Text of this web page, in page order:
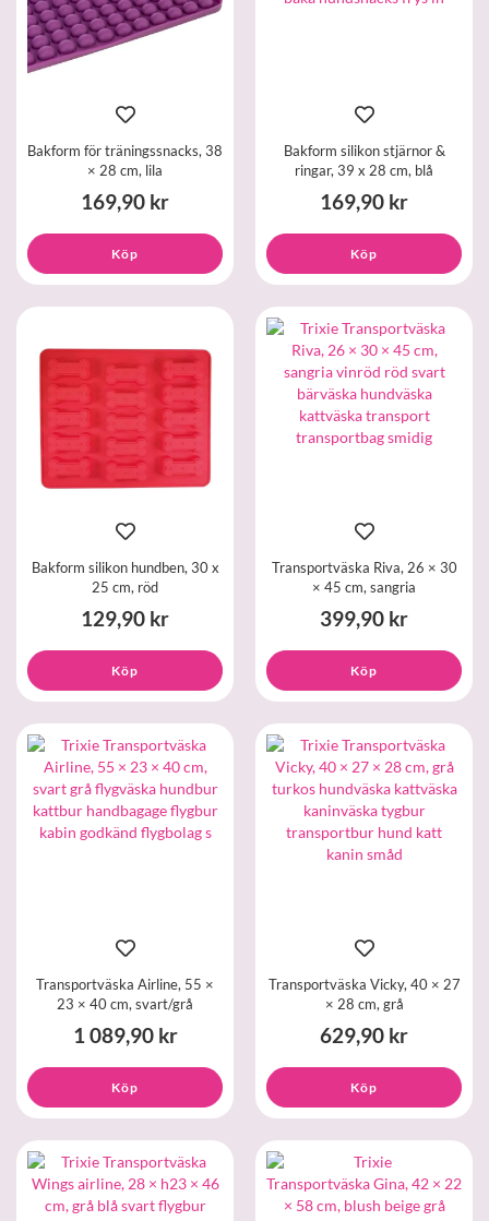
Bakform för träningssnacks, 38
× 28 cm, lila
169,90 kr
Köp
Bakform silikon stjärnor &
ringar, 39 x 28 cm, blå
169,90 kr
Köp
Bakform silikon hundben, 30 x
25 cm, röd
129,90 kr
Köp
Transportväska Riva, 26 × 30
× 45 cm, sangria
399,90 kr
Köp
Transportväska Airline, 55 ×
23 × 40 cm, svart/grå
1 089,90 kr
Köp
Transportväska Vicky, 40 × 27
× 28 cm, grå
629,90 kr
Köp